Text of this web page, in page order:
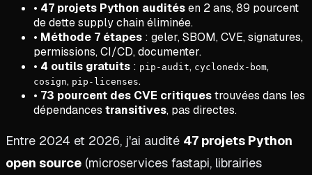
• 47 projets Python auditésen 2 ans, 89 pourcent
de dette supply chain éliminée.
• Méthode 7 étapes : geler, SBOM, CVE, signatures,
permissions, CI/CD, documenter.
• 4 outils gratuits : pip-audit, cyclonedx-bom,
cosign, pip-licenses.
• 73 pourcent des CVE critiquestrouvées dans les
dépendances transitives, pas directes.
Entre 2024 et 2026, j'ai audité 47 projets Python
open source (microservices fastapi, librairies